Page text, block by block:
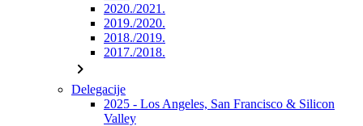
2020./2021.
2019./2020.
2018./2019.
2017./2018.
chevron_right
Delegacije
2025 - Los Angeles, San Francisco & Silicon
Valley